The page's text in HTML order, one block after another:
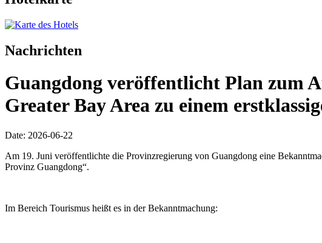
Nachrichten
Guangdong veröffentlicht Plan zum
Greater Bay Area zu einem
Date: 2026-06-22
Am 19. Juni veröffentlichte die Provinzregierung von Guangdong eine
Provinz Guangdong“.
Im Bereich Tourismus heißt es in der Bekanntmachung: